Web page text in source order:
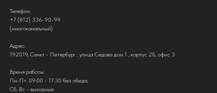
Телефон:
+7 (812) 336-90-99
(многоканальный)
Адрес:
192019, Санкт - Петербург , улица Седова дом 1 , корпус 2Б, офис 3
Время работы:
Пн-Пт: 09:00 - 17:30 без обеда,
Сб, Вс - выходные